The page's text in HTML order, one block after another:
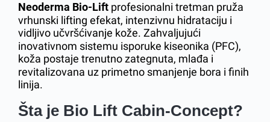
Neoderma Bio-Lift profesionalni tretman pruža
vrhunski lifting efekat, intenzivnu hidrataciju i
vidljivo učvršćivanje kože. Zahvaljujući
inovativnom sistemu isporuke kiseonika (PFC),
koža postaje trenutno zategnuta, mlađa i
revitalizovana uz primetno smanjenje bora i finih
linija.
Šta je Bio Lift Cabin-Concept?